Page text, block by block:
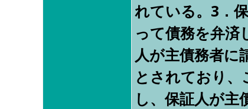
れている。3．
って債務を弁済
人が主債務者に
とされており
し、保証人が主